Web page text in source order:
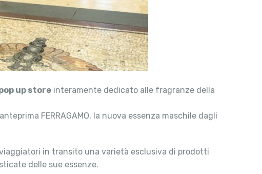
up store interamente dedicato alle fragranze della
FERRAGAMO, la nuova essenza maschile dagli
in transito una varietà esclusiva di prodotti
delle sue essenze.